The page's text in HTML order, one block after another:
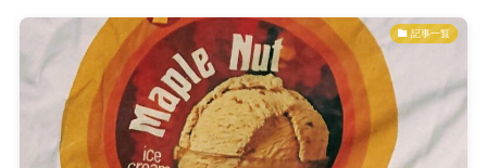
記事一覧